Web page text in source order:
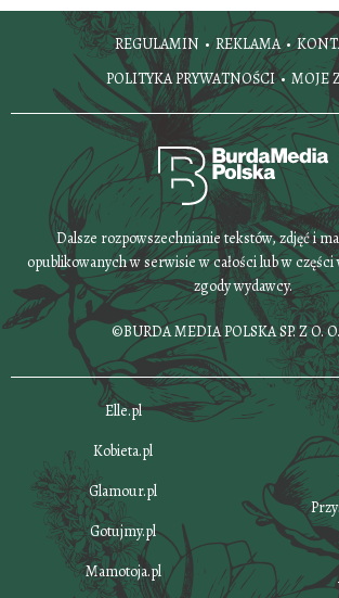
REGULAMIN REKLAMA
POLITYKA PRYWATNOŚCI
MOJE
Dalsze rozpowszechnianie tekstów, zdjęć i
opublikowanych w serwisie w całości lub w
zgody wydawcy.
©BURDA MEDIA POLSKA SP. Z O.
Elle.pl
Kobieta.pl
Glamour.pl
Gotujmy.pl
Mamotoja.pl